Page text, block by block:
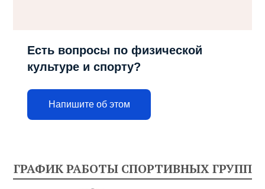
Есть вопросы по физической
культуре и спорту?
Напишите об этом
ГРАФИК РАБОТЫ СПОРТИВНЫХ ГРУПП